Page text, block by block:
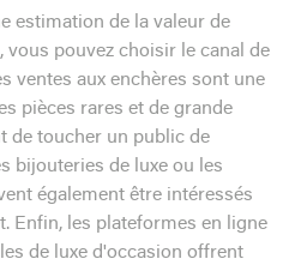
estimation de la valeur de
pouvez choisir le canal de
ventes aux enchères sont une
pièces rares et de grande
de toucher un public de
bijouteries de luxe ou les
également être intéressés
Enfin, les plateformes en ligne
de luxe d'occasion offrent